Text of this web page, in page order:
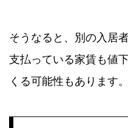
そうなると、別の入居
支払っている家賃も値
くる可能性もあります。